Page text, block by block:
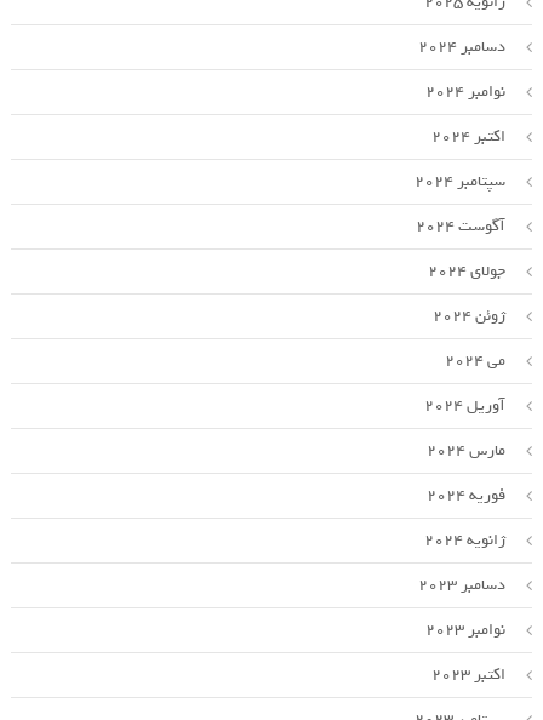
دسامبر 2024
نوامبر 2024
اکتبر 2024
سپتامبر 2024
آگوست 2024
جولای 2024
ژوئن 2024
می 2024
آوریل 2024
مارس 2024
فوریه 2024
ژانویه 2024
دسامبر 2023
نوامبر 2023
اکتبر 2023